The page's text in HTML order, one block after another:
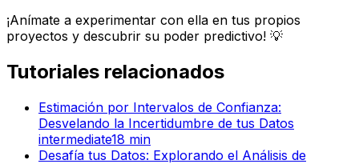
¡Anímate a experimentar con ella en tus propios
proyectos y descubrir su poder predictivo! 💡
Tutoriales relacionados
Estimación por Intervalos de Confianza:
Desvelando la Incertidumbre de tus Datos
intermediate18 min
Desafía tus Datos: Explorando el Análisis de